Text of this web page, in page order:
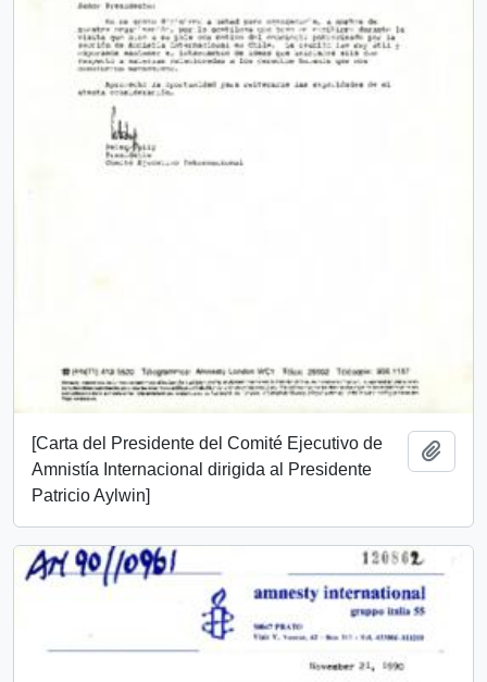
[Carta del Presidente del Comité Ejecutivo de
Amnistía Internacional dirigida al Presidente
Patricio Aylwin]